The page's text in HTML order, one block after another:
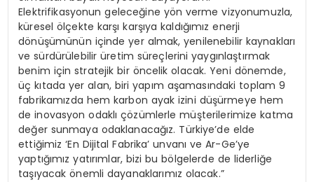
Elektrifikasyonun geleceğine yön verme vizyonumuzla,
küresel ölçekte karşı karşıya kaldığımız enerji
dönüşümünün içinde yer almak, yenilenebilir kaynakları
ve sürdürülebilir üretim süreçlerini yaygınlaştırmak
benim için stratejik bir öncelik olacak. Yeni dönemde,
üç kıtada yer alan, biri yapım aşamasındaki toplam 9
fabrikamızda hem karbon ayak izini düşürmeye hem
de inovasyon odaklı çözümlerle müşterilerimize katma
değer sunmaya odaklanacağız. Türkiye’de elde
ettiğimiz ‘En Dijital Fabrika’ unvanı ve Ar-Ge’ye
yaptığımız yatırımlar, bizi bu bölgelerde de liderliğe
taşıyacak önemli dayanaklarımız olacak.”